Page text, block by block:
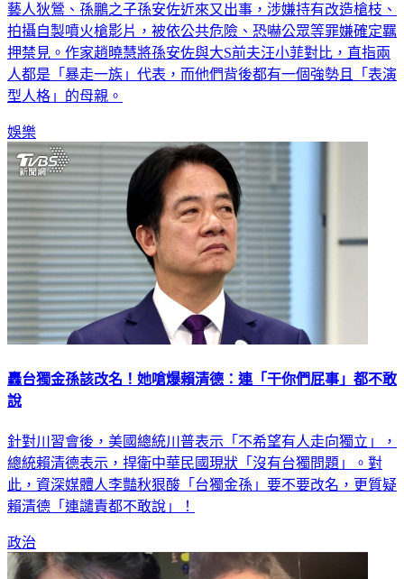
藝人狄鶯、孫鵬之子孫安佐近來又出事，涉嫌持有改造槍枝、
拍攝自製噴火槍影片，被依公共危險、恐嚇公眾等罪嫌確定羈
押禁見。作家趙曉慧將孫安佐與大S前夫汪小菲對比，直指兩
人都是「暴走一族」代表，而他們背後都有一個強勢且「表演
型人格」的母親。
娛樂
轟台獨金孫該改名！她嗆爆賴清德：連「干你們屁事」都不敢
說
針對川習會後，美國總統川普表示「不希望有人走向獨立」，
總統賴清德表示，捍衛中華民國現狀「沒有台獨問題」。對
此，資深媒體人李豔秋狠酸「台獨金孫」要不要改名，更質疑
賴清德「連譴責都不敢說」！
政治